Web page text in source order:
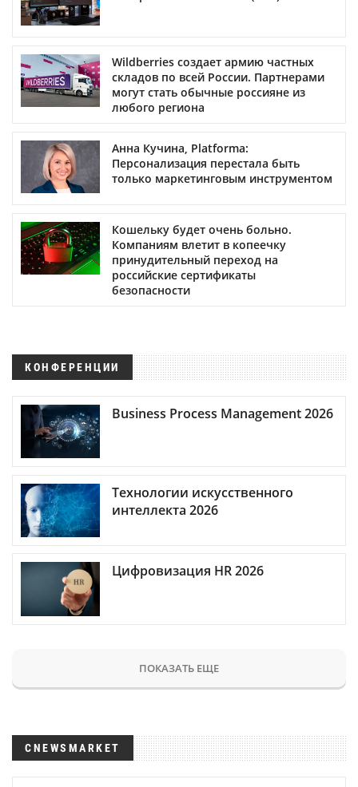
Wildberries создает армию частных
складов по всей России. Партнерами
могут стать обычные россияне из
любого региона
Анна Кучина, Platforma:
Персонализация перестала быть
только маркетинговым инструментом
Кошельку будет очень больно.
Компаниям влетит в копеечку
принудительный переход на
российские сертификаты
безопасности
КОНФЕРЕНЦИИ
Business Process Management 2026
Технологии искусственного
интеллекта 2026
Цифровизация HR 2026
ПОКАЗАТЬ ЕЩЕ
CNEWSMARKET